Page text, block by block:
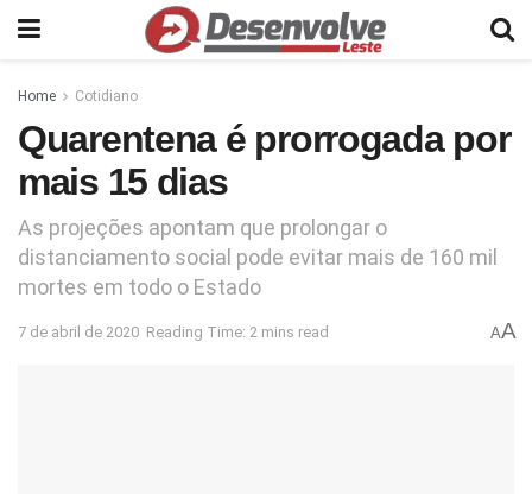
Home Cotidiano
Quarentena é prorrogada por
mais 15 dias
As projeções apontam que prolongar o
distanciamento social pode evitar mais de 160 mil
mortes em todo o Estado
7 de abril de 2020 Reading Time: 2 mins read AA